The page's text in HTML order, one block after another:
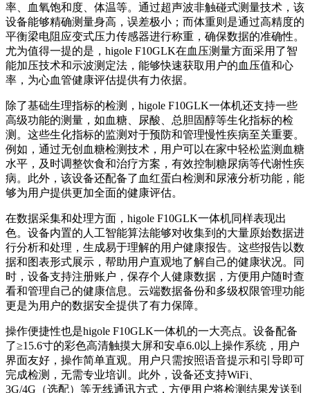
率、血氧饱和度、体温等。通过超声波非触碰式测量技术，该
设备能够精确测量身高，误差极小；而体重则是通过高精度的
平衡梁电阻应变式压力传感器进行称重，确保数据的准确性。
尤为值得一提的是，higole F10GLK在血压测量方面采用了智
能加压技术和示波测定法，能够快速获取用户的血压值和心
率，为心血管健康评估提供有力依据。
除了基础生理指标的检测，higole F10GLK一体机还支持一些
高级功能的测量，如血糖、尿酸、总胆固醇等生化指标的检
测。这些生化指标的监测对于预防和管理慢性疾病至关重要。
例如，通过无创血糖检测技术，用户可以在家中轻松监测血糖
水平，及时调整饮食和治疗方案，有效控制糖尿病等代谢性疾
病。此外，该设备还配备了血红蛋白检测和尿液分析功能，能
够为用户提供更加全面的健康评估。
在数据采集和处理方面，higole F10GLK一体机同样表现出
色。设备内置的人工智能算法能够对收集到的大量原始数据进
行分析和处理，生成易于理解的用户健康报告。这些报告以数
据和图表形式展示，帮助用户直观地了解自己的健康状况。同
时，设备支持注册账户，保存个人健康数据，方便用户随时查
看和管理自己的健康信息。云端数据备份和多级权限管理功能
更是为用户的数据安全提供了有力保障。
操作便捷性也是higole F10GLK一体机的一大亮点。设备配备
了≥15.6寸的彩色高清触摸大屏和安卓6.0以上操作系统，用户
界面友好，操作简单直观。用户只需按照语音提示和引导即可
完成检测，无需专业培训。此外，设备还支持WiFi、
3G/4G（选配）等无线通讯方式，方便用户将检测结果发送到